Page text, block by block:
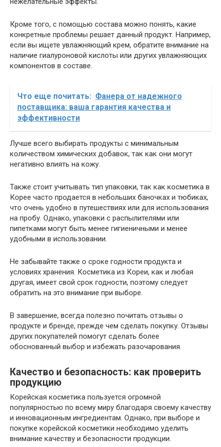
Кроме того, с помощью состава можно понять, какие
конкретные проблемы решает данный продукт. Например,
если вы ищете увлажняющий крем, обратите внимание на
наличие гиалуроновой кислоты или других увлажняющих
компонентов в составе.
Что еще почитать: Фанера от надежного
поставщика: ваша гарантия качества и
эффективности
Лучше всего выбирать продукты с минимальным
количеством химических добавок, так как они могут
негативно влиять на кожу.
Также стоит учитывать тип упаковки, так как косметика в
Корее часто продается в небольших баночках и тюбиках,
что очень удобно в путешествиях или для использования
на пробу. Однако, упаковки с распылителями или
пипетками могут быть менее гигиеничными и менее
удобными в использовании.
Не забывайте также о сроке годности продукта и
условиях хранения. Косметика из Кореи, как и любая
другая, имеет свой срок годности, поэтому следует
обратить на это внимание при выборе.
В завершение, всегда полезно почитать отзывы о
продукте и бренде, прежде чем сделать покупку. Отзывы
других покупателей помогут сделать более
обоснованный выбор и избежать разочарования.
Качество и безопасность: как проверить
продукцию
Корейская косметика пользуется огромной
популярностью по всему миру благодаря своему качеству
и инновационным ингредиентам. Однако, при выборе и
покупке корейской косметики необходимо уделить
внимание качеству и безопасности продукции.